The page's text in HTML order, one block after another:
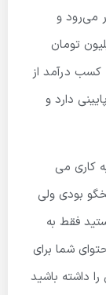
می‌رود و
تومان
کسب درآمد از
دارد و
کاری می
بودی ولی
فقط به
شما برای
داشته باشید